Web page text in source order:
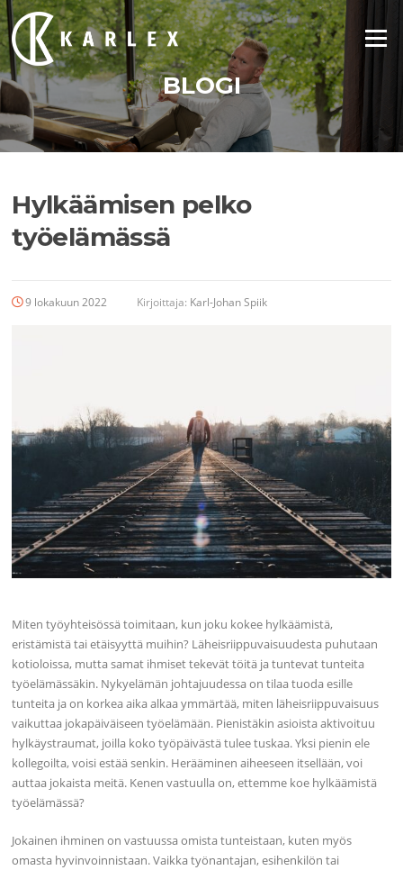
Siirry
suoraan
sisältöön
Valikko
BLOGI
Hylkäämisen pelko
työelämässä
9 lokakuun 2022 Kirjoittaja: Karl-Johan Spiik
Miten työyhteisössä toimitaan, kun joku kokee hylkäämistä,
eristämistä tai etäisyyttä muihin? Läheisriippuvaisuudesta puhutaan
kotioloissa, mutta samat ihmiset tekevät töitä ja tuntevat tunteita
työelämässäkin. Nykyelämän johtajuudessa on tilaa tuoda esille
tunteita ja on korkea aika alkaa ymmärtää, miten läheisriippuvaisuus
vaikuttaa jokapäiväiseen työelämään. Pienistäkin asioista aktivoituu
hylkäystraumat, joilla koko työpäivästä tulee tuskaa. Yksi pienin ele
kollegoilta, voisi estää senkin. Herääminen aiheeseen itsellään, voi
auttaa jokaista meitä. Kenen vastuulla on, ettemme koe hylkäämistä
työelämässä?
Jokainen ihminen on vastuussa omista tunteistaan, kuten myös
omasta hyvinvoinnistaan. Vaikka työnantajan, esihenkilön tai